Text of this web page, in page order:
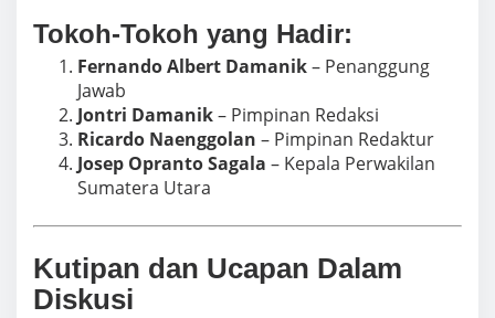
Tokoh-Tokoh yang Hadir:
Fernando Albert Damanik– Penanggung
Jawab
Jontri Damanik– Pimpinan Redaksi
Ricardo Naenggolan – Pimpinan Redaktur
Josep Opranto Sagala – Kepala Perwakilan
Sumatera Utara
Kutipan dan Ucapan Dalam
Diskusi